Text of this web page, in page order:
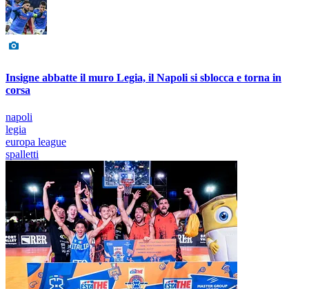
Insigne abbatte il muro Legia, il Napoli si sblocca e torna in
corsa
napoli
legia
europa league
spalletti